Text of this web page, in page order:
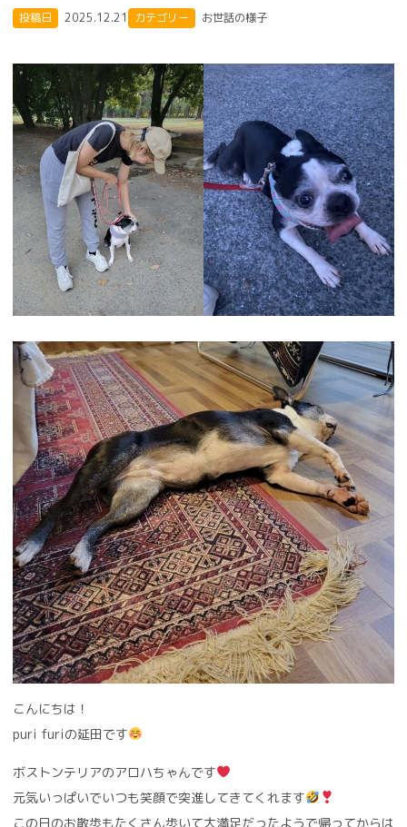
投稿日 2025.12.21 カテゴリー お世話の様子
こんにちは！
puri furiの延田です
ボストンテリアのアロハちゃんです
元気いっぱいでいつも笑顔で突進してきてくれます
この日のお散歩もたくさん歩いて大満足だったようで帰ってからは